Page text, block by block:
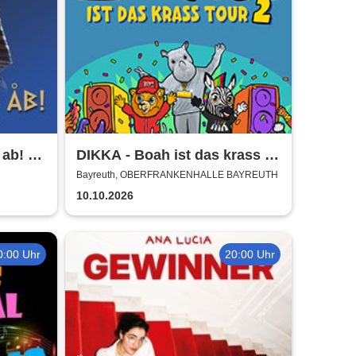
-
DIKKA - Boah ist das krass -
Tour 2026
Bayreuth, OBERFRANKENHALLE BAYREUTH
10.10.2026
Uhr 20:00 Uhr